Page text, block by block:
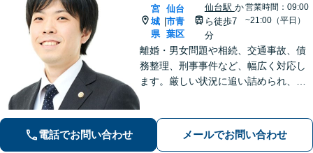
宮
城
県
|
仙台
市青
葉区
仙台駅 か
ら徒歩7
分
営業時間：09:00
~21:00（平日）
離婚・男女問題や相続、交通事故、債
務整理、刑事事件など、幅広く対応し
ます。厳しい状況に追い詰められ、ご
ちに寄り添いながら、解決まで全力で
サポートします。【分割払い可】
電話でお問い合わせ メールでお問い合わせ